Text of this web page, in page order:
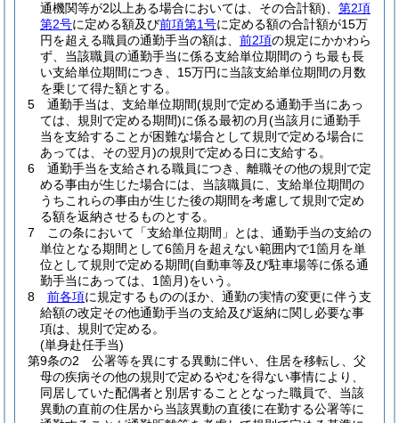
通機関等が2以上ある場合においては、その合計額)
第2項
第2号に定める額及び前項第1号に定める額の合計額が15万
円を超える職員の通勤手当の額は、 前2項の規定にかかわら
ず、当該職員の通勤手当に係る支給単位期間のうち最も長
い支給単位期間につき、15万円に当該支給単位期間の月数
を乗じて得た額とする。
5
通勤手当は、支給単位期間(規則で定める通勤手当にあっ
ては、規則で定める期間)に係る最初の月(当該月に通勤手
当を支給することが困難な場合として規則で定める場合に
あっては、その翌月)の規則で定める日に支給する。
6
通勤手当を支給される職員につき、離職その他の規則で定
める事由が生じた場合には、当該職員に、支給単位期間の
うちこれらの事由が生じた後の期間を考慮して規則で定め
る額を返納させるものとする。
7
この条において「支給単位期間」とは、通勤手当の支給の
単位となる期間として6箇月を超えない範囲内で1箇月を単
位として規則で定める期間(自動車等及び駐車場等に係る通
勤手当にあっては、1箇月)をいう。
8
前各項に規定するもののほか、通勤の実情の変更に伴う支
給額の改定その他通勤手当の支給及び返納に関し必要な事
項は、規則で定める。
(単身赴任手当)
第9条の2
公署等を異にする異動に伴い、住居を移転し、父
母の疾病その他の規則で定めるやむを得ない事情により、
同居していた配偶者と別居することとなった職員で、当該
異動の直前の住居から当該異動の直後に在勤する公署等に